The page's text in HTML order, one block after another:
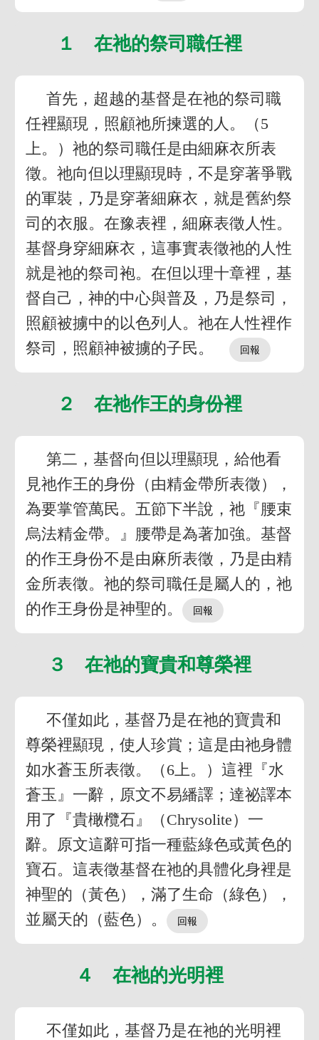
１ 在祂的祭司職任裡
首先，超越的基督是在祂的祭司職
任裡顯現，照顧祂所揀選的人。（5
上。）祂的祭司職任是由細麻衣所表
徵。祂向但以理顯現時，不是穿著爭戰
的軍裝，乃是穿著細麻衣，就是舊約祭
司的衣服。在豫表裡，細麻表徵人性。
基督身穿細麻衣，這事實表徵祂的人性
就是祂的祭司袍。在但以理十章裡，基
督自己，神的中心與普及，乃是祭司，
照顧被擄中的以色列人。祂在人性裡作
祭司，照顧神被擄的子民。
２ 在祂作王的身份裡
第二，基督向但以理顯現，給他看
見祂作王的身份（由精金帶所表徵），
為要掌管萬民。五節下半說，祂『腰束
烏法精金帶。』腰帶是為著加強。基督
的作王身份不是由麻所表徵，乃是由精
金所表徵。祂的祭司職任是屬人的，祂
的作王身份是神聖的。
３ 在祂的寶貴和尊榮裡
不僅如此，基督乃是在祂的寶貴和
尊榮裡顯現，使人珍賞；這是由祂身體
如水蒼玉所表徵。（6上。）這裡『水
蒼玉』一辭，原文不易繙譯；達祕譯本
用了『貴橄欖石』（Chrysolite）一
辭。原文這辭可指一種藍綠色或黃色的
寶石。這表徵基督在祂的具體化身裡是
神聖的（黃色），滿了生命（綠色），
並屬天的（藍色）。
４ 在祂的光明裡
不僅如此，基督乃是在祂的光明裡